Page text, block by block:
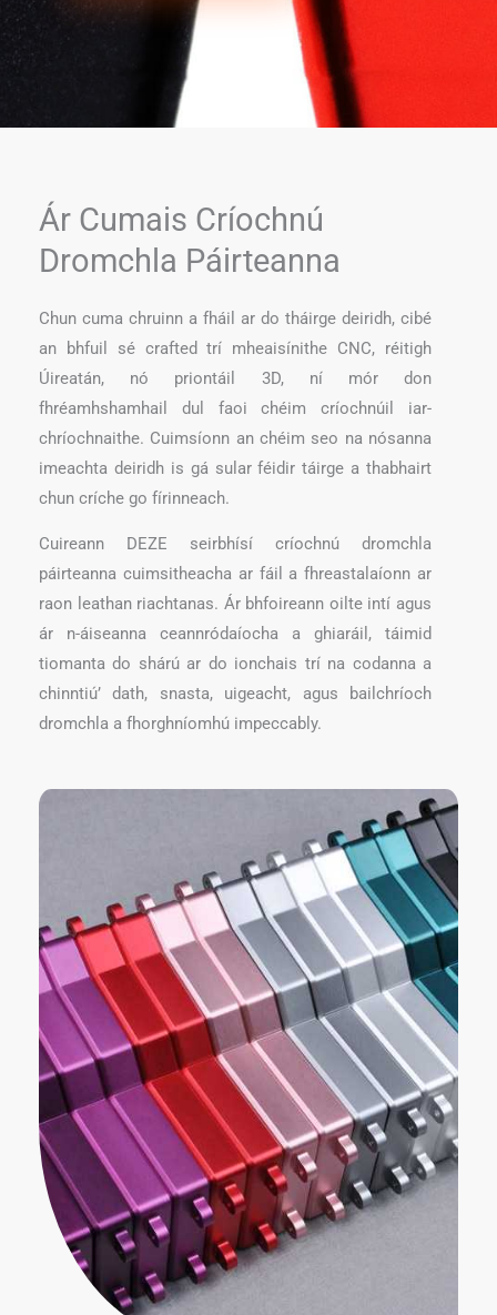
Ár Cumais Críochnú
Dromchla Páirteanna
Chun cuma chruinn a fháil ar do tháirge deiridh, cibé
an bhfuil sé crafted trí mheaisínithe CNC, réitigh
Úireatán, nó priontáil 3D, ní mór don
fhréamhshamhail dul faoi chéim críochnúil iar-
chríochnaithe. Cuimsíonn an chéim seo na nósanna
imeachta deiridh is gá sular féidir táirge a thabhairt
chun críche go fírinneach.
Cuireann DEZE seirbhísí críochnú dromchla
páirteanna cuimsitheacha ar fáil a fhreastalaíonn ar
raon leathan riachtanas. Ár bhfoireann oilte intí agus
ár n-áiseanna ceannródaíocha a ghiaráil, táimid
tiomanta do shárú ar do ionchais trí na codanna a
chinntiú’ dath, snasta, uigeacht, agus bailchríoch
dromchla a fhorghníomhú impeccably.